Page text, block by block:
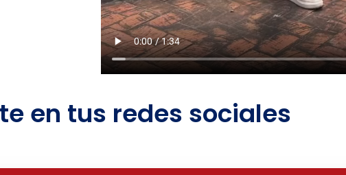
en tus redes sociales